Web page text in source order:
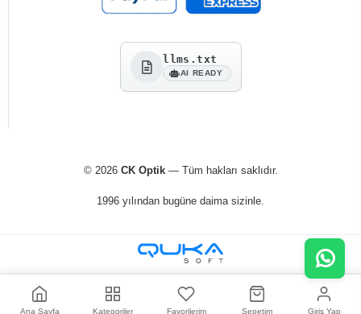
llms.txt
AI READY
© 2026 CK Optik— Tüm hakları saklıdır.
1996 yılından bugüne daima sizinle.
Ana Sayfa Kategoriler Favorilerim Sepetim Giriş Yap